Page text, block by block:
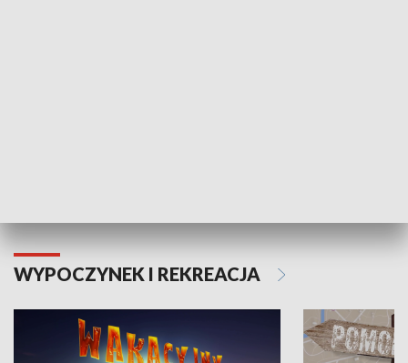
WYPOCZYNEK I REKREACJA